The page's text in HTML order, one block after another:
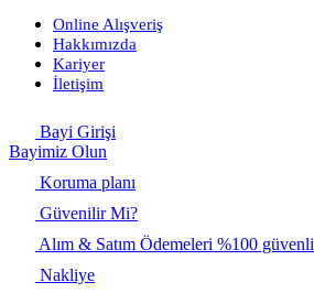
Online Alışveriş
Hakkımızda
Kariyer
İletişim
Bayi Girişi
Bayimiz Olun
Koruma planı
Güvenilir Mi?
Alım & Satım Ödemeleri %100 güvenli
Nakliye